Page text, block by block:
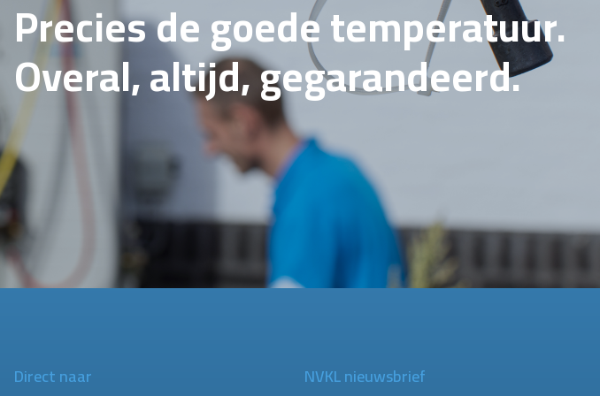
Precies de goede temperatuur.
Overal, altijd, gegarandeerd.
Direct naar NVKL nieuwsbrief